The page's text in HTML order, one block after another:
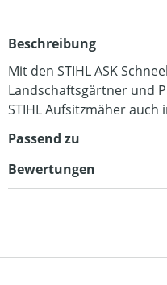
Beschreibung
Mit den STIHL ASK
Landschaftsgärtner und
STIHL Aufsitzmäher
Passend zu
Bewertungen